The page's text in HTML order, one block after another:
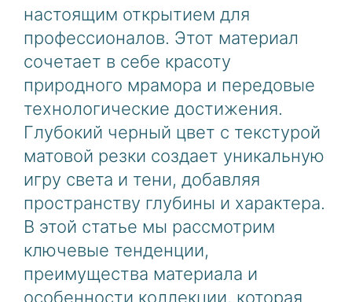
настоящим открытием для
профессионалов. Этот материал
сочетает в себе красоту
природного мрамора и передовые
технологические достижения.
Глубокий черный цвет с текстурой
матовой резки создает уникальную
игру света и тени, добавляя
пространству глубины и характера.
В этой статье мы рассмотрим
ключевые тенденции,
преимущества материала и
особенности коллекции, которая